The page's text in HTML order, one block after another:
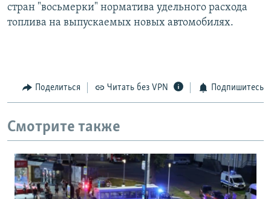
стран "восьмерки" норматива удельного расхода
топлива на выпускаемых новых автомобилях.
Поделиться Читать без VPN Подпишитесь
Смотрите также